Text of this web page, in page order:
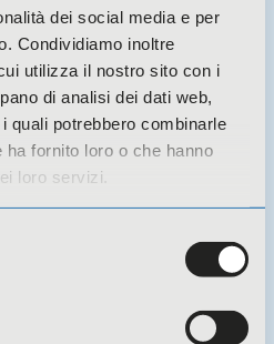
dei social media e per
Condividiamo inoltre
utilizza il nostro sito con i
di analisi dei dati web,
quali potrebbero combinarle
fornito loro o che hanno
loro servizi.
IRAP REGIONE